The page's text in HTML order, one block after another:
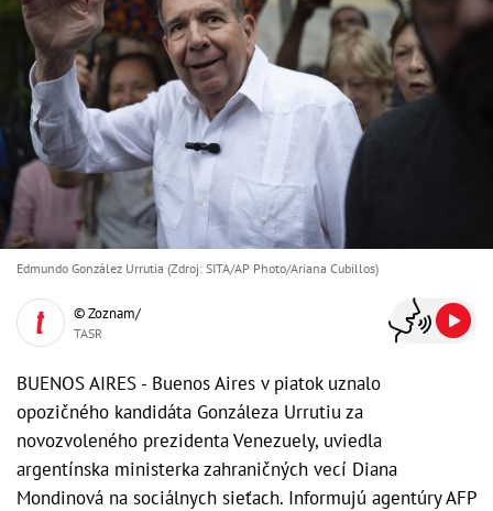
Edmundo González Urrutia (Zdroj: SITA/AP Photo/Ariana Cubillos)
© Zoznam/
TASR
BUENOS AIRES - Buenos Aires v piatok uznalo
opozičného kandidáta Gonzáleza Urrutiu za
novozvoleného prezidenta Venezuely, uviedla
argentínska ministerka zahraničných vecí Diana
Mondinová na sociálnych sieťach. Informujú agentúry AFP